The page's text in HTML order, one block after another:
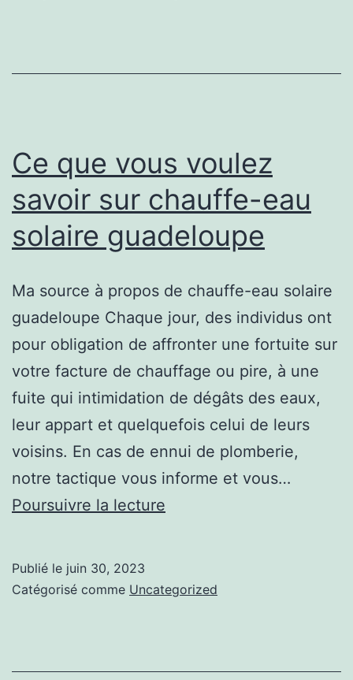
savoir
Ce que vous voulez
savoir sur chauffe-eau
solaire guadeloupe
Ma source à propos de chauffe-eau solaire
guadeloupe Chaque jour, des individus ont
pour obligation de affronter une fortuite sur
votre facture de chauffage ou pire, à une
fuite qui intimidation de dégâts des eaux,
leur appart et quelquefois celui de leurs
voisins. En cas de ennui de plomberie,
notre tactique vous informe et vous…
Poursuivre la lecture
voulez
Publié le juin 30, 2023
Catégorisé comme Uncategorized